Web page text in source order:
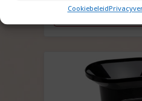
Cookiebeleid
Bekijk inhoud